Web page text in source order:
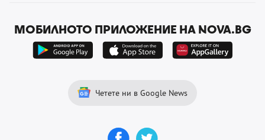
МОБИЛНОТО ПРИЛОЖЕНИЕ НА NOVA.BG
Четете ни в Google News